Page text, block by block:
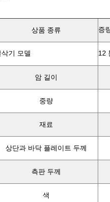
상품 종류 증
삭기 모델 12
암 길이
중량
재료
상단과 바닥 플레이트 두께
측판 두께
색